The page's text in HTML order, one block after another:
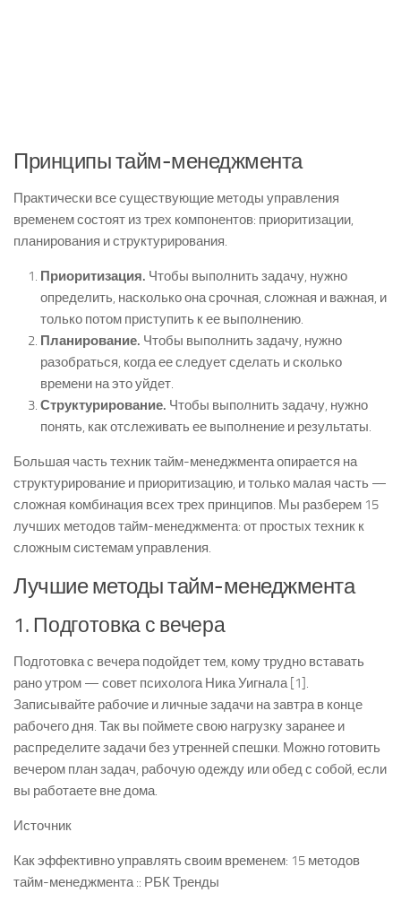
Принципы тайм-менеджмента
Практически все существующие методы управления
временем состоят из трех компонентов: приоритизации,
планирования и структурирования.
Приоритизация. Чтобы выполнить задачу, нужно
определить, насколько она срочная, сложная и важная, и
только потом приступить к ее выполнению.
Планирование. Чтобы выполнить задачу, нужно
разобраться, когда ее следует сделать и сколько
времени на это уйдет.
Структурирование. Чтобы выполнить задачу, нужно
понять, как отслеживать ее выполнение и результаты.
Большая часть техник тайм-менеджмента опирается на
структурирование и приоритизацию, и только малая часть —
сложная комбинация всех трех принципов. Мы разберем 15
лучших методов тайм-менеджмента: от простых техник к
сложным системам управления.
Лучшие методы тайм-менеджмента
1. Подготовка с вечера
Подготовка с вечера подойдет тем, кому трудно вставать
рано утром — совет психолога Ника Уигнала [1].
Записывайте рабочие и личные задачи на завтра в конце
рабочего дня. Так вы поймете свою нагрузку заранее и
распределите задачи без утренней спешки. Можно готовить
вечером план задач, рабочую одежду или обед с собой, если
вы работаете вне дома.
Источник
Как эффективно управлять своим временем: 15 методов
тайм-менеджмента :: РБК Тренды